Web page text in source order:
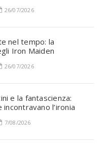
26/07/2026
nel tempo: la
Iron Maiden
26/07/2026
e la fantascienza:
l’ironia
7/08/2026